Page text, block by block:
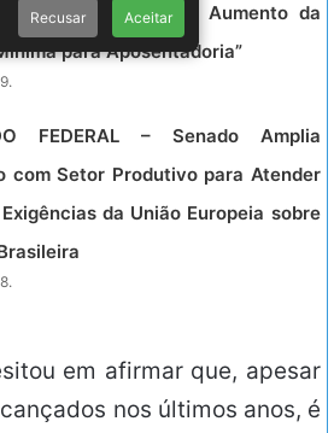
Não Há Proposta de Aumento da
para Aposentadoria”
FEDERAL – Senado Amplia
com Setor Produtivo para Atender
da União Europeia sobre
em afirmar que, apesar
nos últimos anos, é
Recusar Aceitar